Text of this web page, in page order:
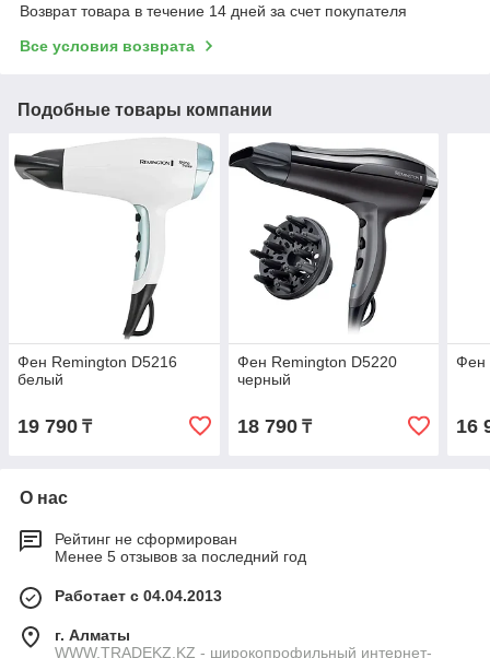
Возврат товара в течение 14 дней за счет покупателя
Все условия возврата
Подобные товары компании
Фен Remington D5216
белый
19 790 ₸
Фен Remington D5220
черный
18 790₸
Фен
16
О нас
Рейтинг не сформирован
Менее 5 отзывов за последний год
Работает с 04.04.2013
г. Алматы
WWW.TRADEKZ.KZ - широкопрофильный интернет-